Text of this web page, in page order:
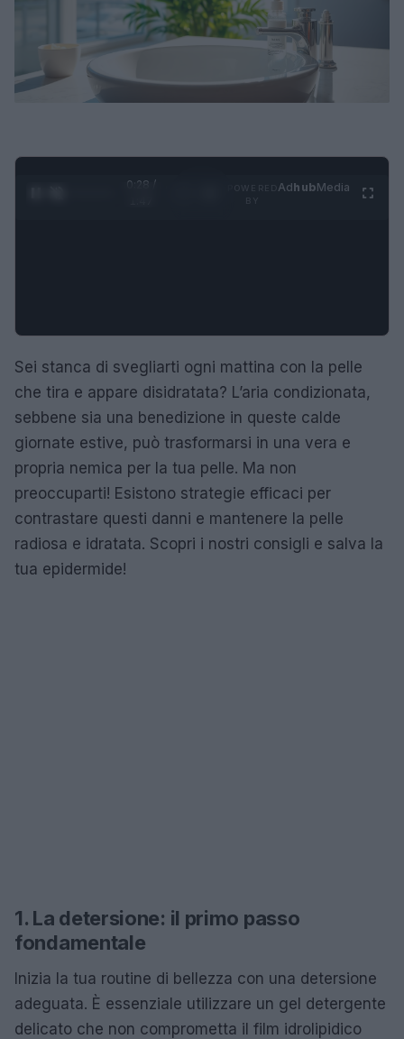
0:29 /
AdhubMedia
Sei stanca di svegliarti ogni mattina con la pelle
che tira e appare disidratata? L’aria condizionata,
sebbene sia una benedizione in queste calde
giornate estive, può trasformarsi in una vera e
propria nemica per la tua pelle. Ma non
preoccuparti! Esistono strategie efficaci per
contrastare questi danni e mantenere la pelle
radiosa e idratata. Scopri i nostri consigli e salva la
tua epidermide!
1. La detersione: il primo passo
fondamentale
Inizia la tua routine di bellezza con una detersione
adeguata. È essenziale utilizzare un gel detergente
delicato che non comprometta il film idrolipidico